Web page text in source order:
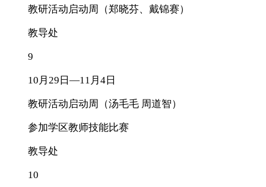
教研活动启动周（郑晓芬、戴锦赛）
教导处
9
10月29日—11月4日
教研活动启动周（汤毛毛 周道智）
参加学区教师技能比赛
教导处
10